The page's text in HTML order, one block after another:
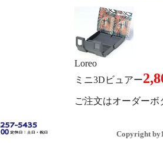
Loreo
ミニ3Dビュアー
ご注文はオーダーボ
Copyright by